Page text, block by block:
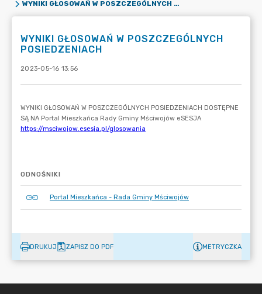
WYNIKI GŁOSOWAŃ W POSZCZEGÓLNYCH POSIEDZENIACH
WYNIKI GŁOSOWAŃ W POSZCZEGÓLNYCH
POSIEDZENIACH
2023-05-16 13:56
ODNOŚNIKI
Portal Mieszkańca - Rada Gminy Mściwojów
DRUKUJ ZAPISZ DO PDF METRYCZKA